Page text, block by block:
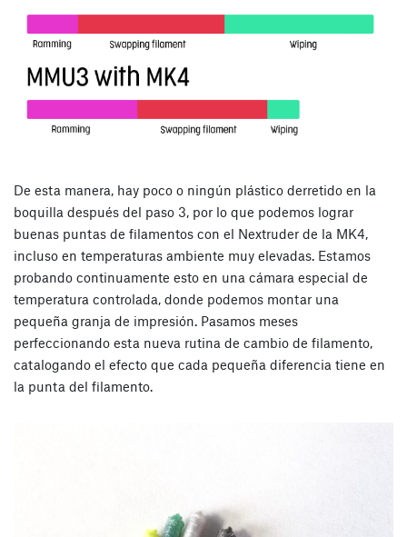
De esta manera, hay poco o ningún plástico derretido en la
boquilla después del paso 3, por lo que podemos lograr
buenas puntas de filamentos con el Nextruder de la MK4,
incluso en temperaturas ambiente muy elevadas. Estamos
probando continuamente esto en una cámara especial de
temperatura controlada, donde podemos montar una
pequeña granja de impresión. Pasamos meses
perfeccionando esta nueva rutina de cambio de filamento,
catalogando el efecto que cada pequeña diferencia tiene en
la punta del filamento.